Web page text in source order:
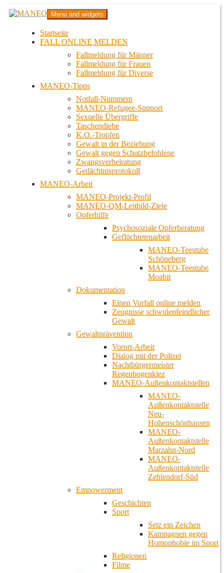
Zum
InhaltMANEO
Das schwule Anti-Gewalt-Projekt in Berlin
Menu and widgets
Startseite
FALL ONLINE MELDEN
Fallmeldung für Männer
Fallmeldung für Frauen
Fallmeldung für Diverse
MANEO-Tipps
Notfall-Nummern
MANEO-Refugee-Support
Sexuelle Übergriffe
Taschendiebe
K.O.-Tropfen
Gewalt in der Beziehung
Gewalt gegen Schutzbefohlene
Zwangsverheiratung
Gedächtnisprotokoll
MANEO-Arbeit
MANEO-Projekt-Profil
MANEO-QM-Leitbild-Ziele
Opferhilfe
Psychosoziale Opferberatung
Geflüchtetenarbeit
MANEO-Teestube
Schöneberg
MANEO-Teestube
Moabit
Dokumentation
Einen Vorfall online melden
Zeugnisse schwulenfeindlicher
Gewalt
Gewaltprävention
Vorort-Arbeit
Dialog mit der Polizei
Nachtbürgermeister
Regenbogenkiez
MANEO-Außenkontaktstellen
MANEO-
Außenkontaktstelle
Neu-
Hohenschönhausen
MANEO-
Außenkontaktstelle
Marzahn-Nord
MANEO-
Außenkontaktstelle
Zehlendorf-Süd
Empowerment
Geschichten
Sport
Setz ein Zeichen
Kampagnen gegen
Homophobie im Sport
Religionen
Filme